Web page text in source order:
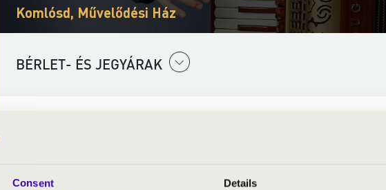
Consent Details
Komlósd, Művelődési Ház
BÉRLET- ÉS JEGYÁRAK
A Petőfi Kulturális Program, Magyarország Kormánya támogatásával a